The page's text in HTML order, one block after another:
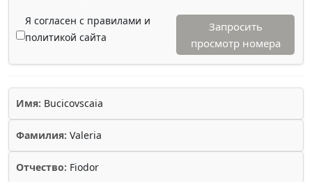
Я согласен с правилами и
политикой сайта
Запросить
просмотр номера
Имя: Bucicovscaia
Фамилия: Valeria
Отчество: Fiodor